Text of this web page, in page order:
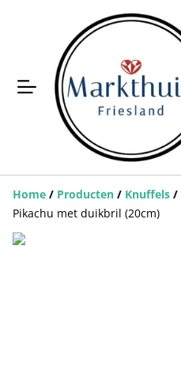
Home / Producten / Knuffels /
Pikachu met duikbril (20cm)